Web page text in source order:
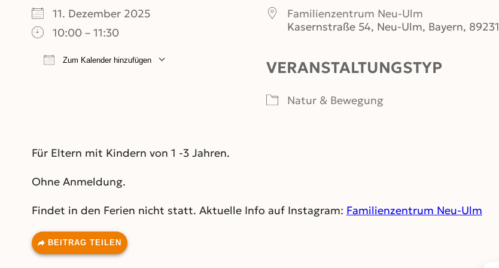
11. Dezember 2025
10:00 – 11:30
Zum Kalender hinzufügen
Familienzentrum Neu-Ulm
Kasernstraße 54, Neu-Ulm, Bayern, 89231
VERANSTALTUNGSTYP
Natur & Bewegung
Für Eltern mit Kindern von 1 -3 Jahren.
Ohne Anmeldung.
Findet in den Ferien nicht statt. Aktuelle Info auf Instagram: Familienzentrum Neu-Ulm
BEITRAG TEILEN